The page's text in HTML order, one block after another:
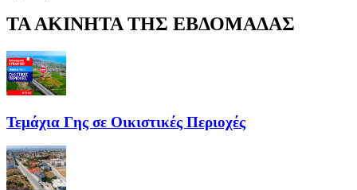
ΤΑ ΑΚΙΝΗΤΑ ΤΗΣ ΕΒΔΟΜΑΔΑΣ
Τεμάχια Γης σε Οικιστικές Περιοχές